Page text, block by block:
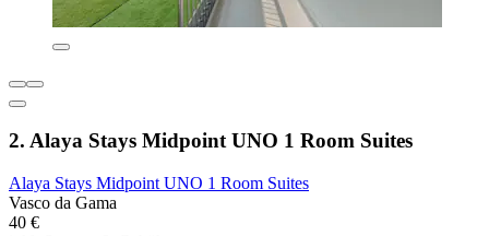
2. Alaya Stays Midpoint UNO 1 Room Suites
Alaya Stays Midpoint UNO 1 Room Suites
Vasco da Gama
40 €